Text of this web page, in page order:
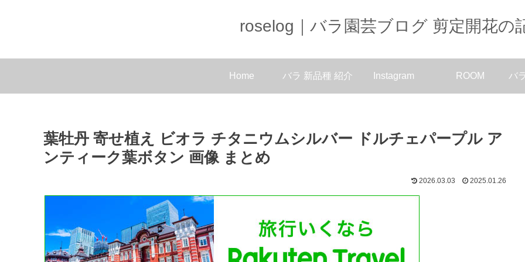
roselog｜バラ園芸ブログ 剪定開花の
Home バラ 新品種 紹介 Instagram ROOM バ
葉牡丹 寄せ植え ビオラ チタニウムシルバー ドルチェパープル ア
ンティーク葉ボタン 画像 まとめ
2026.03.03 2025.01.26